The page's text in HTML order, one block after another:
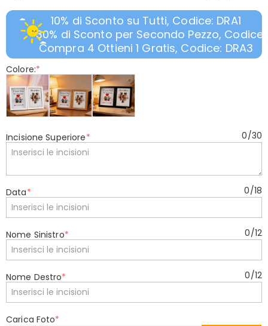
10% di Sconto su Tutti, Codice: DRA1
30% di Sconto per Secondo Pezzo, Codice:
Compra 4 Ottieni 1 Gratis, Codice: DRA3
Colore:*
Incisione Superiore* 0/30
Data* 0/18
Nome Sinistro* 0/12
Nome Destro* 0/12
Carica Foto*